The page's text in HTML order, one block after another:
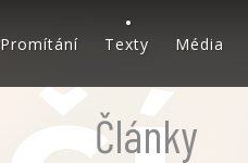
Články
Promítání Texty Média